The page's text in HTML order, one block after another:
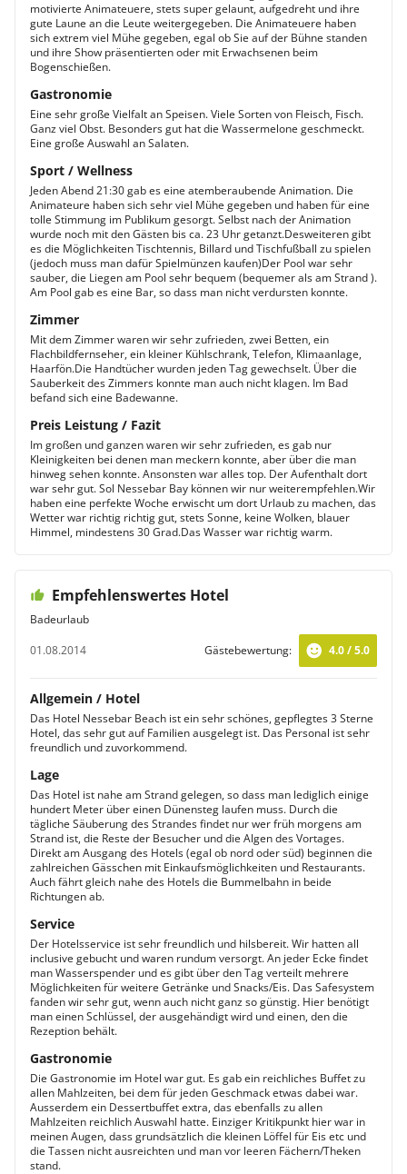
motivierte Animateuere, stets super gelaunt, aufgedreht und ihre
gute Laune an die Leute weitergegeben. Die Animateuere haben
sich extrem viel Mühe gegeben, egal ob Sie auf der Bühne standen
und ihre Show präsentierten oder mit Erwachsenen beim
Bogenschießen.
Gastronomie
Eine sehr große Vielfalt an Speisen. Viele Sorten von Fleisch, Fisch.
Ganz viel Obst. Besonders gut hat die Wassermelone geschmeckt.
Eine große Auswahl an Salaten.
Sport / Wellness
Jeden Abend 21:30 gab es eine atemberaubende Animation. Die
Animateure haben sich sehr viel Mühe gegeben und haben für eine
tolle Stimmung im Publikum gesorgt. Selbst nach der Animation
wurde noch mit den Gästen bis ca. 23 Uhr getanzt.Desweiteren gibt
es die Möglichkeiten Tischtennis, Billard und Tischfußball zu spielen
(jedoch muss man dafür Spielmünzen kaufen)Der Pool war sehr
sauber, die Liegen am Pool sehr bequem (bequemer als am Strand ).
Am Pool gab es eine Bar, so dass man nicht verdursten konnte.
Zimmer
Mit dem Zimmer waren wir sehr zufrieden, zwei Betten, ein
Flachbildfernseher, ein kleiner Kühlschrank, Telefon, Klimaanlage,
Haarfön.Die Handtücher wurden jeden Tag gewechselt. Über die
Sauberkeit des Zimmers konnte man auch nicht klagen. Im Bad
befand sich eine Badewanne.
Preis Leistung / Fazit
Im großen und ganzen waren wir sehr zufrieden, es gab nur
Kleinigkeiten bei denen man meckern konnte, aber über die man
hinweg sehen konnte. Ansonsten war alles top. Der Aufenthalt dort
war sehr gut. Sol Nessebar Bay können wir nur weiterempfehlen.Wir
haben eine perfekte Woche erwischt um dort Urlaub zu machen, das
Wetter war richtig richtig gut, stets Sonne, keine Wolken, blauer
Himmel, mindestens 30 Grad.Das Wasser war richtig warm.
Empfehlenswertes Hotel
Badeurlaub
01.08.2014
Gästebewertung: 4.0 / 5.0
Allgemein / Hotel
Das Hotel Nessebar Beach ist ein sehr schönes, gepflegtes 3 Sterne
Hotel, das sehr gut auf Familien ausgelegt ist. Das Personal ist sehr
freundlich und zuvorkommend.
Lage
Das Hotel ist nahe am Strand gelegen, so dass man lediglich einige
hundert Meter über einen Dünensteg laufen muss. Durch die
tägliche Säuberung des Strandes findet nur wer früh morgens am
Strand ist, die Reste der Besucher und die Algen des Vortages.
Direkt am Ausgang des Hotels (egal ob nord oder süd) beginnen die
zahlreichen Gässchen mit Einkaufsmöglichkeiten und Restaurants.
Auch fährt gleich nahe des Hotels die Bummelbahn in beide
Richtungen ab.
Service
Der Hotelsservice ist sehr freundlich und hilsbereit. Wir hatten all
inclusive gebucht und waren rundum versorgt. An jeder Ecke findet
man Wasserspender und es gibt über den Tag verteilt mehrere
Möglichkeiten für weitere Getränke und Snacks/Eis. Das Safesystem
fanden wir sehr gut, wenn auch nicht ganz so günstig. Hier benötigt
man einen Schlüssel, der ausgehändigt wird und einen, den die
Rezeption behält.
Gastronomie
Die Gastronomie im Hotel war gut. Es gab ein reichliches Buffet zu
allen Mahlzeiten, bei dem für jeden Geschmack etwas dabei war.
Ausserdem ein Dessertbuffet extra, das ebenfalls zu allen
Mahlzeiten reichlich Auswahl hatte. Einziger Kritikpunkt hier war in
meinen Augen, dass grundsätzlich die kleinen Löffel für Eis etc und
die Tassen nicht ausreichten und man vor leeren Fächern/Theken
stand.